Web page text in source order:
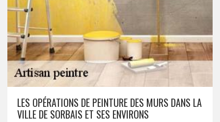
LES OPÉRATIONS DE PEINTURE DES MURS DANS LA
VILLE DE SORBAIS ET SES ENVIRONS